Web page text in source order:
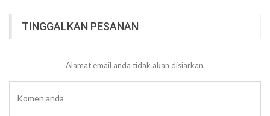
TINGGALKAN PESANAN
Alamat email anda tidak akan disiarkan.